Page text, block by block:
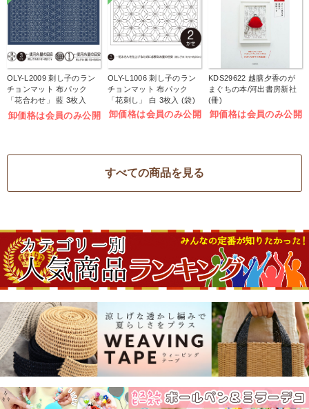
OLY-L2009 刺し子のラン
チョンマット 布パック
「花合わせ」 藍 3枚入
(袋)
卸価格は会員のみ公開
OLY-L1006 刺し子のラン
チョンマット 布パック
「花刺し」 白 3枚入 (袋)
卸価格は会員のみ公開
KDS29622 越膳夕香のが
まぐちの本/河出書房新社
(冊)
卸価格は会員のみ公開
すべての商品を見る